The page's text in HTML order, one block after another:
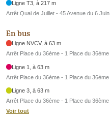
Ligne T3, à 217 m
Arrêt Quai de Juillet - 45 Avenue du 6 Juin
En bus
Ligne NVCV, à 63 m
Arrêt Place du 36ème - 1 Place du 36ème
Ligne 1, à 63 m
Arrêt Place du 36ème - 1 Place du 36ème
Ligne 3, à 63 m
Arrêt Place du 36ème - 1 Place du 36ème
Voir tout